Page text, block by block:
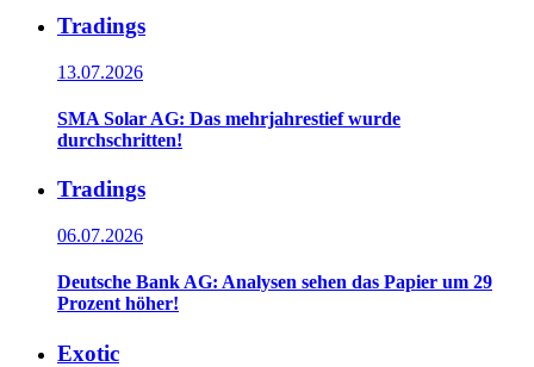
Tradings
13.07.2026
SMA Solar AG: Das mehrjahrestief wurde
durchschritten!
Tradings
06.07.2026
Deutsche Bank AG: Analysen sehen das Papier um 29
Prozent höher!
Exotic